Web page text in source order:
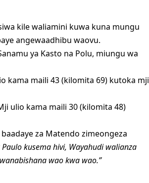
kile waliamini kuwa kuna mungu
angewaadhibu waovu.
ya Kasto na Polu, miungu wa
kama maili 43 (kilomita 69) kutoka mji
ulio kama maili 30 (kilomita 48)
za Matendo zimeongeza
Paulo kusema hivi, Wayahudi walianza
wao kwa wao.”